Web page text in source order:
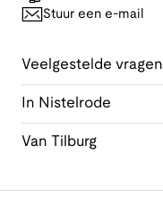
Stuur een e-mail
Veelgestelde vragen
In Nistelrode
Van Tilburg